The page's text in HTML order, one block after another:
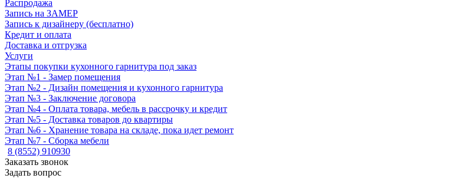
Распродажа
Запись на ЗАМЕР
Запись к дизайнеру (бесплатно)
Кредит и оплата
Доставка и отгрузка
Услуги
Этапы покупки кухонного гарнитура под заказ
Этап №1 - Замер помещения
Этап №2 - Дизайн помещения и кухонного гарнитура
Этап №3 - Заключение договора
Этап №4 - Оплата товара, мебель в рассрочку и кредит
Этап №5 - Доставка товаров до квартиры
Этап №6 - Хранение товара на складе, пока идет ремонт
Этап №7 - Сборка мебели
8 (8552) 910930
Заказать звонок
Задать вопрос